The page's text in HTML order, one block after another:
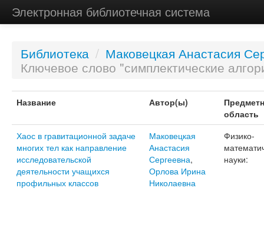
Электронная библиотечная система
Библиотека / Маковецкая Анастасия
Ключевое слово "симплектические
Название Автор(ы)
область
Хаос в гравитационной задаче
многих тел как направление
исследовательской
деятельности учащихся
профильных классов
Маковецкая
Анастасия
Сергеевна,
Орлова Ирина
Николаевна
Физико-
науки: